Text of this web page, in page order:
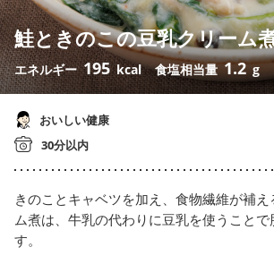
鮭ときのこの豆乳クリーム
エネルギー 195 kcal 食塩相当量 1.2 g
おいしい健康
30分以内
きのことキャベツを加え、食物繊維が補
ム煮は、牛乳の代わりに豆乳を使うことで
す。